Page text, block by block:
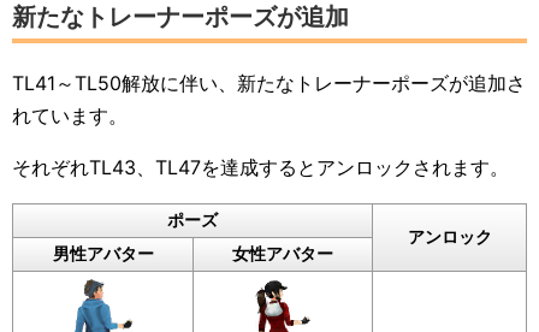
新たなトレーナーポーズが追加
TL41～TL50解放に伴い、新たなトレーナーポーズが追加さ
れています。
それぞれTL43、TL47を達成するとアンロックされます。
ポーズ
アンロック
男性アバター
女性アバター